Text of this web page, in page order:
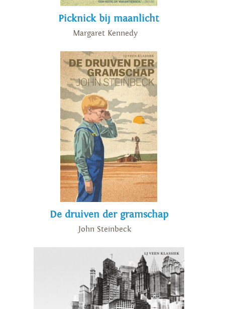
Picknick bij maanlicht
Margaret Kennedy
De druiven der gramschap
John Steinbeck